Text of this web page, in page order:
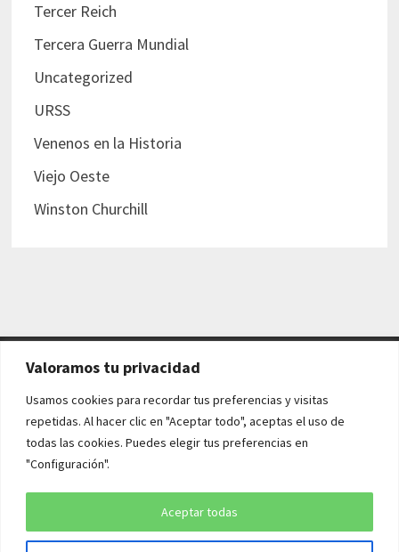
Valoramos tu privacidad
Usamos cookies para recordar tus preferencias y visitas
repetidas. Al hacer clic en "Aceptar todo", aceptas el uso de
todas las cookies. Puedes elegir tus preferencias en
"Configuración".
Aceptar todas
Tercer Reich
Tercera Guerra Mundial
Uncategorized
URSS
Venenos en la Historia
Viejo Oeste
Winston Churchill
AVISO LEGAL Y POLÍTICAS
Aviso legal
Política de cookies